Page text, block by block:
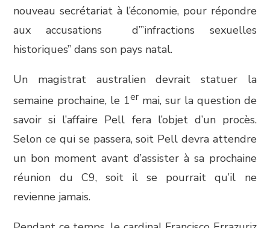
nouveau secrétariat à l’économie, pour répondre
aux accusations d’”infractions sexuelles
historiques” dans son pays natal.
Un magistrat australien devrait statuer la
semaine prochaine, le 1er mai, sur la question de
savoir si l’affaire Pell fera l’objet d’un procès.
Selon ce qui se passera, soit Pell devra attendre
un bon moment avant d’assister à sa prochaine
réunion du C9, soit il se pourrait qu’il ne
revienne jamais.